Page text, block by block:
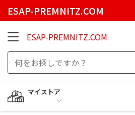
ESAP-PREMNITZ.COM
ESAP-PREMNITZ.COM
マイストア